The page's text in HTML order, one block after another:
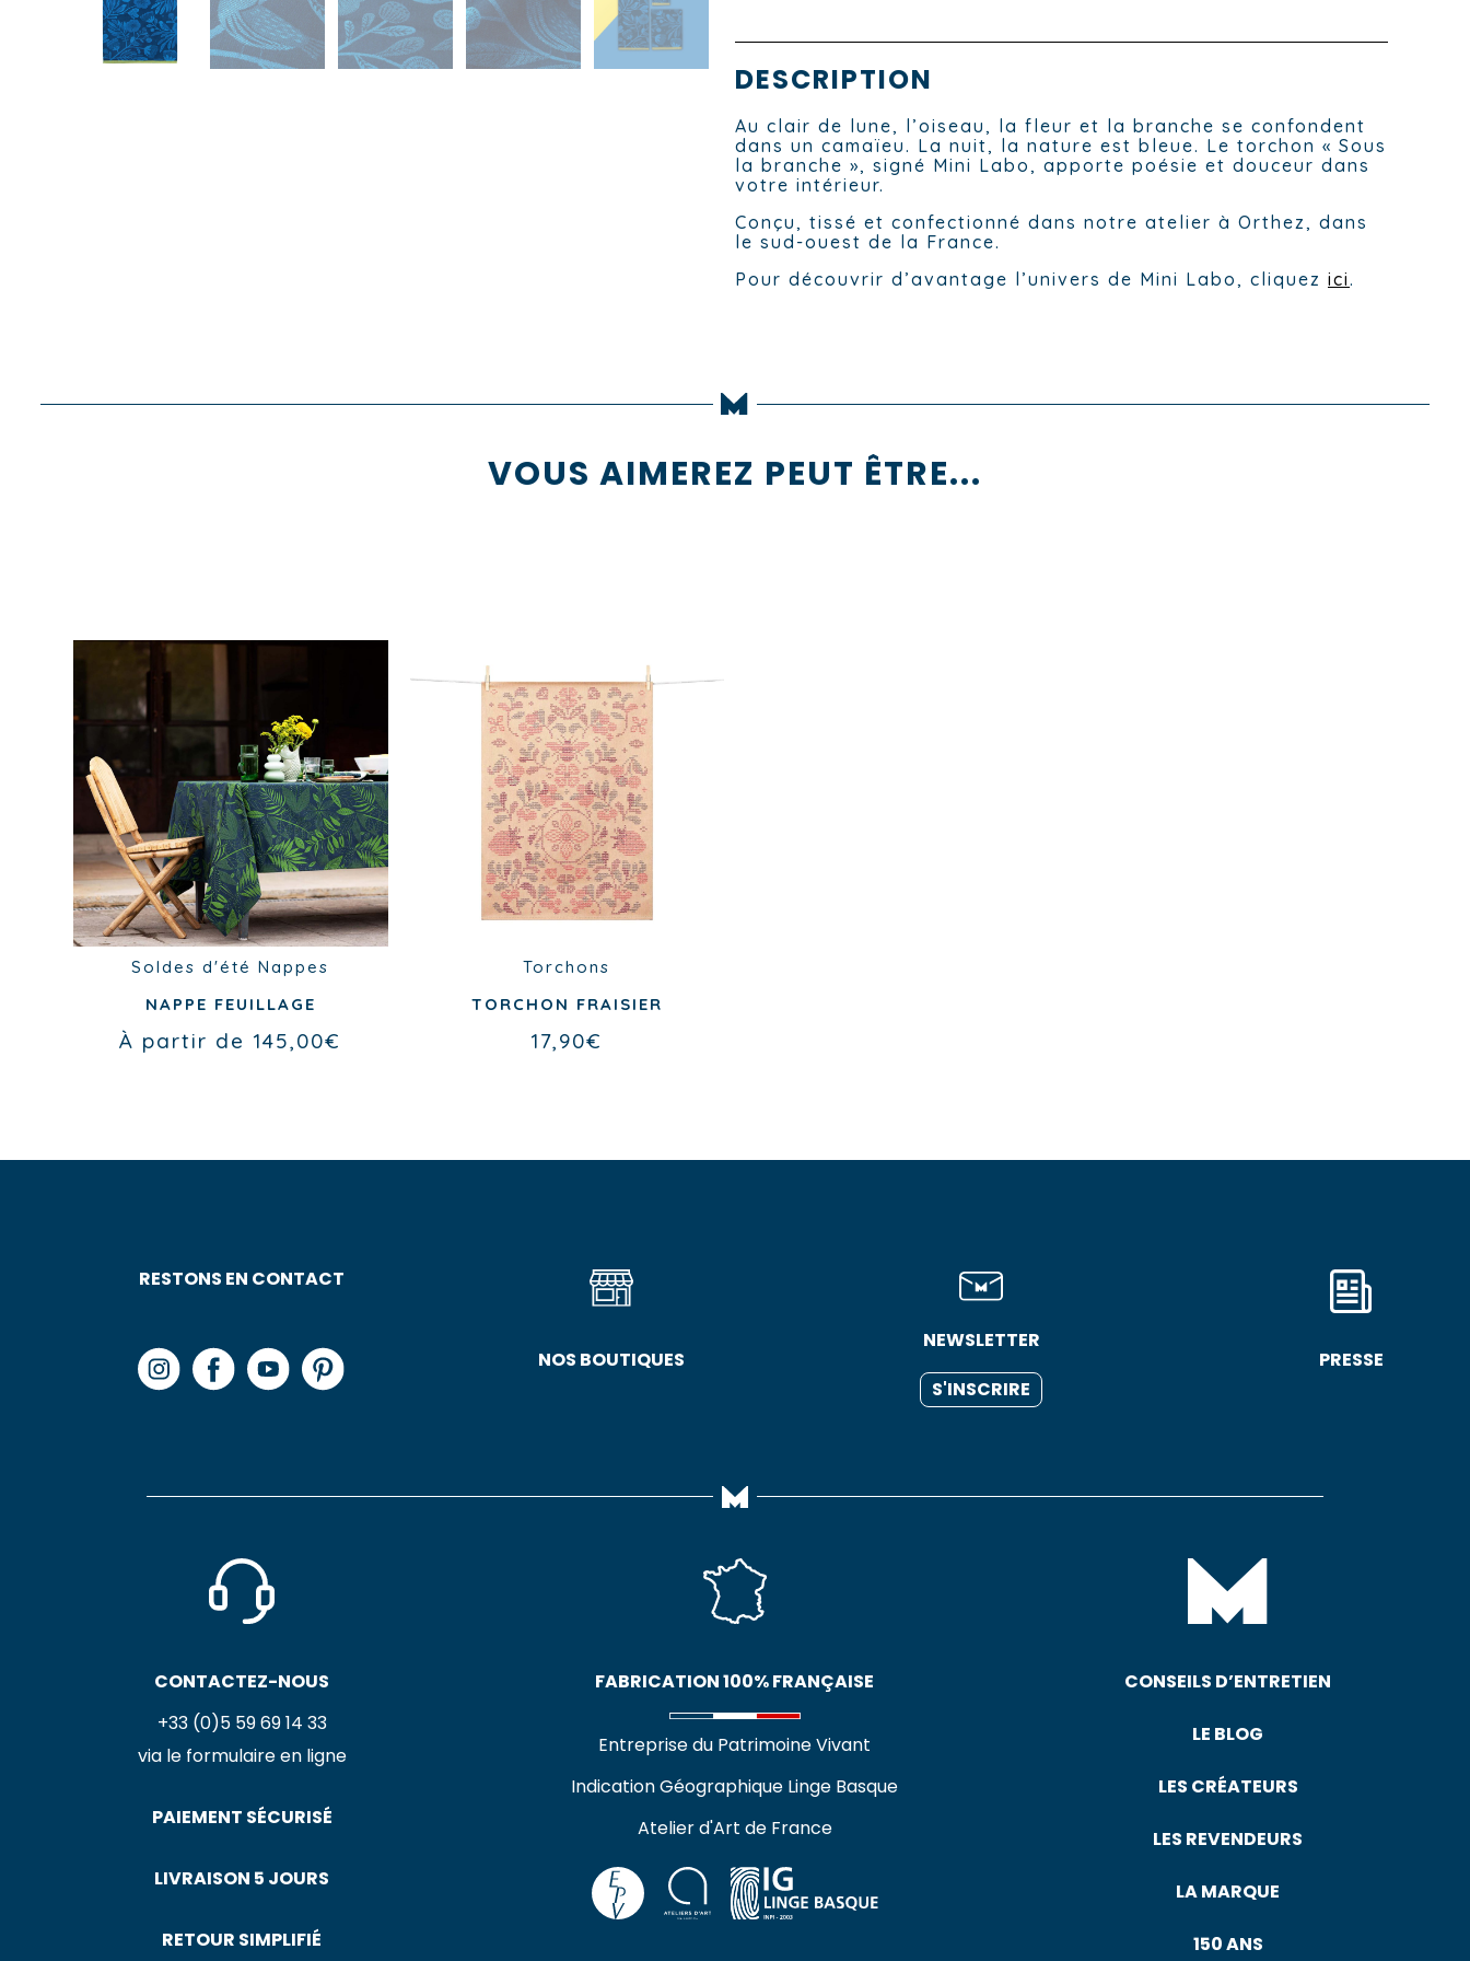
DESCRIPTION
Au clair de lune, l’oiseau, la fleur et la branche se confondent
dans un camaïeu. La nuit, la nature est bleue. Le torchon « Sous
la branche », signé Mini Labo, apporte poésie et douceur dans
votre intérieur.
Conçu, tissé et confectionné dans notre atelier à Orthez, dans
le sud-ouest de la France.
Pour découvrir d’avantage l’univers de Mini Labo, cliquez ici.
VOUS AIMEREZ PEUT ÊTRE...
Soldes d'été Nappes
NAPPE FEUILLAGE
À partir de 145,00€
Torchons
TORCHON FRAISIER
17,90€
RESTONS EN CONTACT
NOS BOUTIQUES
NEWSLETTER
S'INSCRIRE
PRESSE
CONTACTEZ-NOUS
+33 (0)5 59 69 14 33
via le formulaire en ligne
PAIEMENT SÉCURISÉ
LIVRAISON 5 JOURS
RETOUR SIMPLIFIÉ
FABRICATION 100% FRANÇAISE
Entreprise du Patrimoine Vivant
Indication Géographique Linge Basque
Atelier d'Art de France
CONSEILS D’ENTRETIEN
LE BLOG
LES CRÉATEURS
LES REVENDEURS
LA MARQUE
150 ANS